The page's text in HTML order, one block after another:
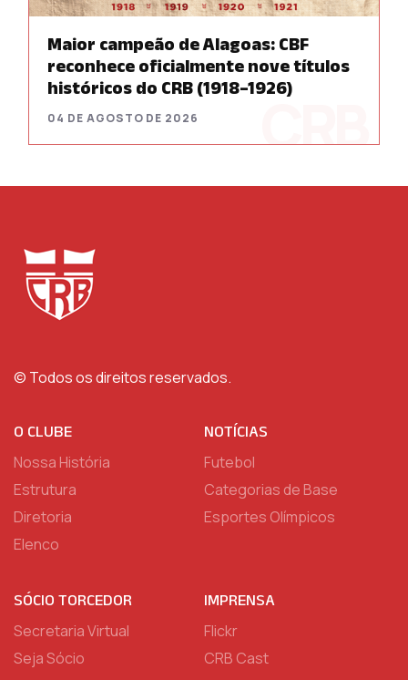
Maior campeão de Alagoas: CBF
reconhece oficialmente nove títulos
históricos do CRB (1918–1926)
04 DE AGOSTO DE 2026
© Todos os direitos reservados.
O CLUBE
Nossa História
Estrutura
Diretoria
Elenco
NOTÍCIAS
Futebol
Categorias de Base
Esportes Olímpicos
SÓCIO TORCEDOR
Secretaria Virtual
Seja Sócio
IMPRENSA
Flickr
CRB Cast